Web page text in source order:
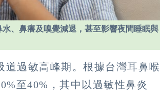
、鼻癢及嗅覺減退，甚至影響夜間睡眠與
過敏高峰期。根據台灣耳鼻喉
至40% ，其中以過敏性鼻炎